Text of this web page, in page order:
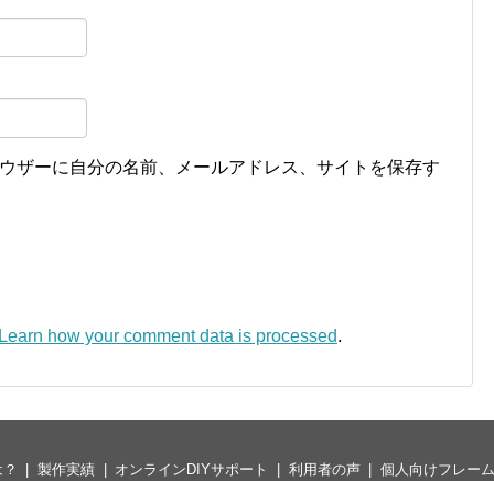
ザーに自分の名前、メールアドレス、サイトを保存す
Learn how your comment data is processed.
製作実績 オンラインDIYサポート 利用者の声 個人向けフレー